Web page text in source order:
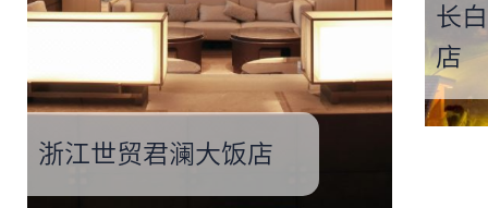
浙江世贸君澜大饭店
长
店